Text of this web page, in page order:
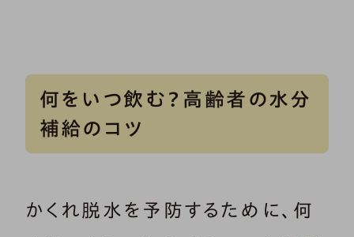
何をいつ飲む？高齢者の水分
補給のコツ
かくれ脱水を予防するために、何